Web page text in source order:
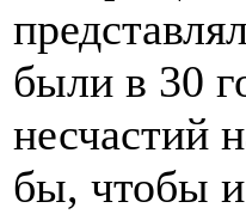
были в 30
несчастий
бы, чтобы